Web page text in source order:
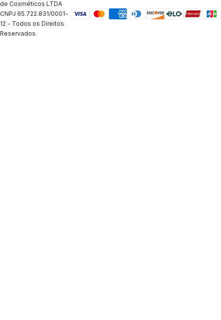
de Cosméticos LTDA
CNPJ 65.722.831/0001-
12 - Todos os Direitos
Reservados.